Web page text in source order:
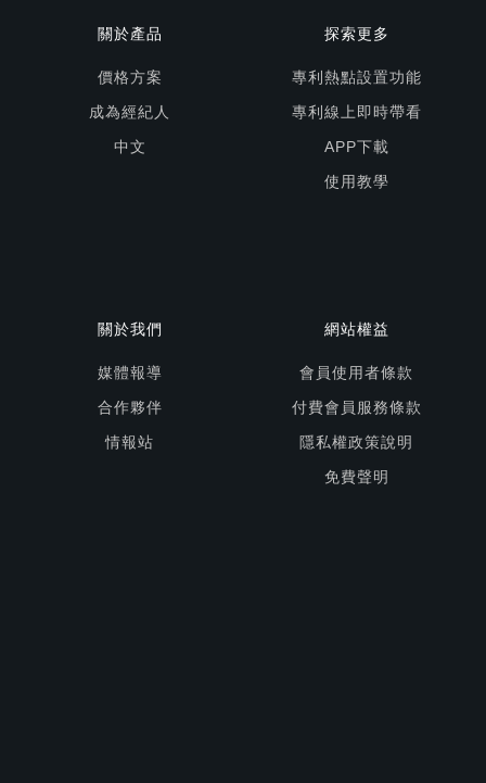
關於產品
價格方案
成為經紀人
中文
探索更多
專利熱點設置功能
專利線上即時帶看
APP下載
使用教學
關於我們
媒體報導
合作夥伴
情報站
網站權益
會員使用者條款
付費會員服務條款
隱私權政策說明
免費聲明